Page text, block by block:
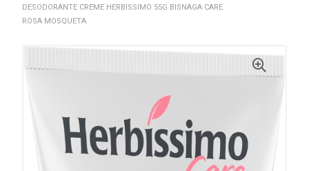
DESODORANTE CREME HERBISSIMO 55G BISNAGA CARE
ROSA MOSQUETA